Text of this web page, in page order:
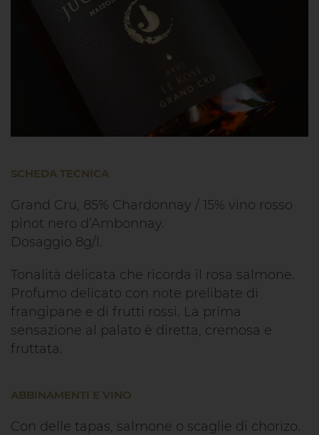
SCHEDA TECNICA
Grand Cru, 85% Chardonnay / 15% vino rosso
pinot nero d’Ambonnay.
Dosaggio 8g/l.
Tonalità delicata che ricorda il rosa salmone.
Profumo delicato con note prelibate di
frangipane e di frutti rossi. La prima
sensazione al palato è diretta, cremosa e
fruttata.
ABBINAMENTI E VINO
Con delle tapas, salmone o scaglie di chorizo.